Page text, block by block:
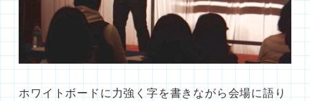
ホワイトボードに力強く字を書きながら会場に語り